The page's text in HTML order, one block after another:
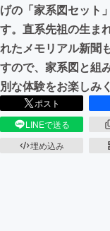
げの「家系図セット
す。直系先祖の生ま
れたメモリアル新聞
すので、家系図と組
別な体験をお楽しみ
ポスト
LINEで送る
埋め込み